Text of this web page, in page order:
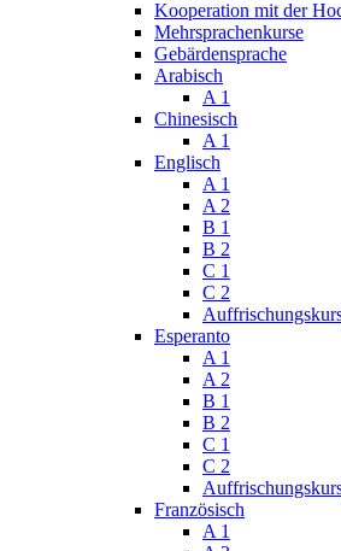
Kooperation mit der
Mehrsprachenkurse
Gebärdensprache
Arabisch
A 1
Chinesisch
A 1
Englisch
A 1
A 2
B 1
B 2
C 1
C 2
Esperanto
A 1
A 2
B 1
B 2
C 1
C 2
Französisch
A 1